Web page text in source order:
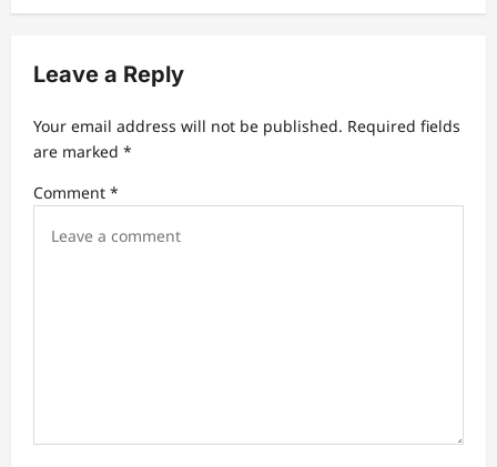
v
g
a
t
i
Leave a Reply
Your email address will not be published. Required fields
are marked *
Comment *